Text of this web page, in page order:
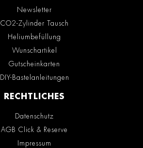
Newsletter
CO2-Zylinder Tausch
Heliumbefüllung
Wunschartikel
Gutscheinkarten
DIY-Bastelanleitungen
RECHTLICHES
Datenschutz
AGB Click & Reserve
Impressum